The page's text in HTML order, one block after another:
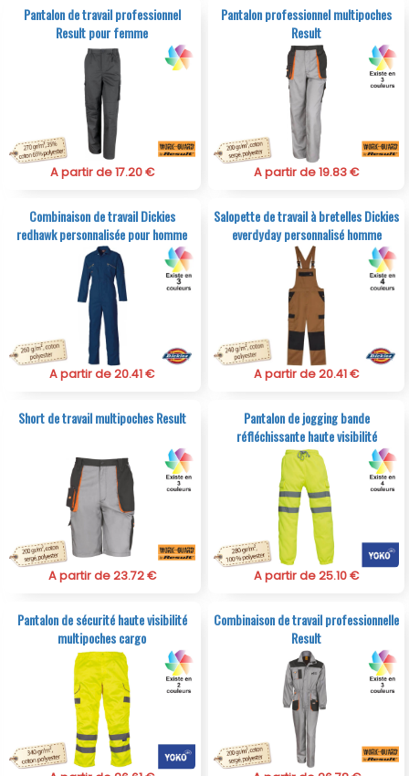
Pantalon de travail professionnel
Result pour femme
A partir de 17.20 €
Pantalon professionnel multipoches
Result
A partir de 19.83 €
Combinaison de travail Dickies
redhawk personnalisée pour homme
A partir de 20.41 €
Salopette de travail à bretelles Dickies
everdyday personnalisé homme
A partir de 20.41 €
Short de travail multipoches Result
A partir de 23.72 €
Pantalon de jogging bande
réfléchissante haute visibilité
A partir de 25.10 €
Pantalon de sécurité haute visibilité
multipoches cargo
Combinaison de travail professionnelle
Result